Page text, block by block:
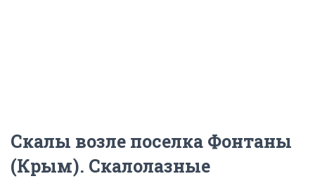
Скалы возле поселка Фонтаны
(Крым). Скалолазные